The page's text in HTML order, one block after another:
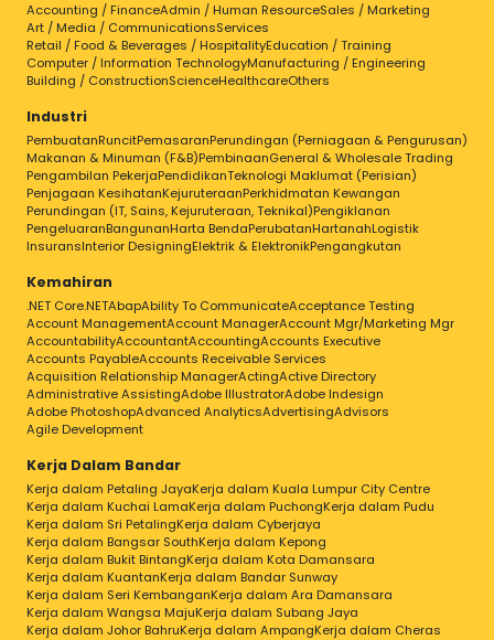
Accounting / FinanceAdmin / Human ResourceSales / Marketing
Art / Media / CommunicationsServices
Retail / Food & Beverages / HospitalityEducation / Training
Computer / Information TechnologyManufacturing / Engineering
Building / ConstructionScienceHealthcareOthers
Industri
PembuatanRuncitPemasaranPerundingan (Perniagaan & Pengurusan)
Makanan & Minuman (F&B)PembinaanGeneral & Wholesale Trading
Pengambilan PekerjaPendidikanTeknologi Maklumat (Perisian)
Penjagaan KesihatanKejuruteraanPerkhidmatan Kewangan
Perundingan (IT, Sains, Kejuruteraan, Teknikal)Pengiklanan
PengeluaranBangunanHarta BendaPerubatanHartanahLogistik
InsuransInterior DesigningElektrik & ElektronikPengangkutan
Kemahiran
.NET Core.NETAbapAbility To CommunicateAcceptance Testing
Account ManagementAccount ManagerAccount Mgr/Marketing Mgr
AccountabilityAccountantAccountingAccounts Executive
Accounts PayableAccounts Receivable Services
Acquisition Relationship ManagerActingActive Directory
Administrative AssistingAdobe IllustratorAdobe Indesign
Adobe PhotoshopAdvanced AnalyticsAdvertisingAdvisors
Agile Development
Kerja Dalam Bandar
Kerja dalam Petaling JayaKerja dalam Kuala Lumpur City Centre
Kerja dalam Kuchai LamaKerja dalam PuchongKerja dalam Pudu
Kerja dalam Sri PetalingKerja dalam Cyberjaya
Kerja dalam Bangsar SouthKerja dalam Kepong
Kerja dalam Bukit BintangKerja dalam Kota Damansara
Kerja dalam KuantanKerja dalam Bandar Sunway
Kerja dalam Seri KembanganKerja dalam Ara Damansara
Kerja dalam Wangsa MajuKerja dalam Subang Jaya
Kerja dalam Johor BahruKerja dalam AmpangKerja dalam Cheras